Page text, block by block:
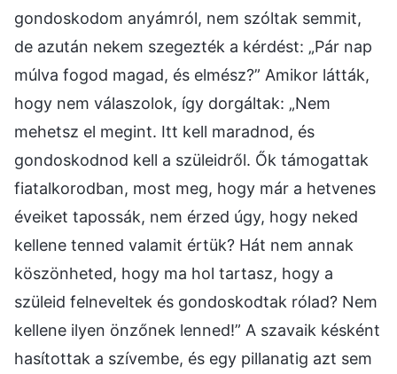
gondoskodom anyámról, nem szóltak semmit,
de azután nekem szegezték a kérdést: „Pár nap
múlva fogod magad, és elmész?” Amikor látták,
hogy nem válaszolok, így dorgáltak: „Nem
mehetsz el megint. Itt kell maradnod, és
gondoskodnod kell a szüleidről. Ők támogattak
fiatalkorodban, most meg, hogy már a hetvenes
éveiket tapossák, nem érzed úgy, hogy neked
kellene tenned valamit értük? Hát nem annak
köszönheted, hogy ma hol tartasz, hogy a
szüleid felneveltek és gondoskodtak rólad? Nem
kellene ilyen önzőnek lenned!” A szavaik késként
hasítottak a szívembe, és egy pillanatig azt sem